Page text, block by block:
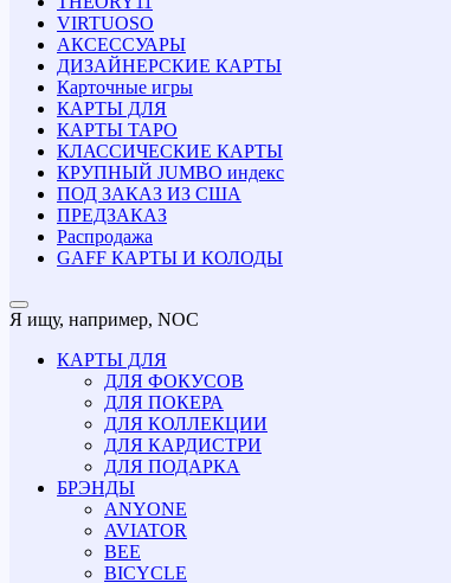
VIRTUOSO
АКСЕССУАРЫ
ДИЗАЙНЕРСКИЕ КАРТЫ
Карточные игры
КАРТЫ ДЛЯ
КАРТЫ ТАРО
КЛАССИЧЕСКИЕ КАРТЫ
КРУПНЫЙ JUMBO индекс
ПОД ЗАКАЗ ИЗ США
ПРЕДЗАКАЗ
Распродажа
GAFF КАРТЫ И КОЛОДЫ
Я ищу, например, NOC
КАРТЫ ДЛЯ
ДЛЯ ФОКУСОВ
ДЛЯ ПОКЕРА
ДЛЯ КОЛЛЕКЦИИ
ДЛЯ КАРДИСТРИ
ДЛЯ ПОДАРКА
БРЭНДЫ
ANYONE
AVIATOR
BEE
BICYCLE